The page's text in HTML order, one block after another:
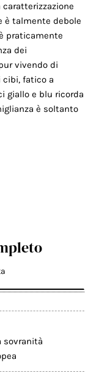
è talmente debole
praticamente
dei
vivendo di
fatico a
giallo e blu ricorda
è soltanto
sovranità